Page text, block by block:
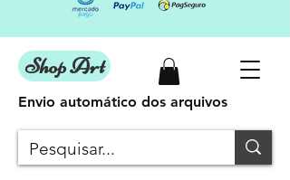
Shop Art
Envio automático dos arquivos